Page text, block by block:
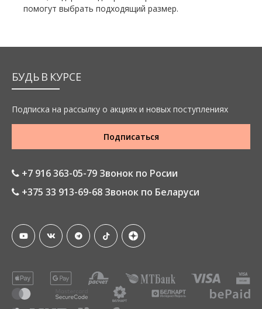
помогут выбрать подходящий размер.
БУДЬ В КУРСЕ
Подписка на рассылку о акциях и новых поступлениях
Подписаться
+7 916 363-05-79 Звонок по Росии
+375 33 913-69-68 Звонок по Беларуси